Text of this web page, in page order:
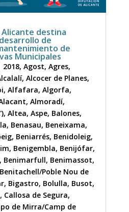
destina
de
de
Municipales
2018, Agost, Agres,
, Alcocer de Planes,
, Alfafara, Algorfa,
, Almoradí,
, Altea, Aspe, Balones,
, Benasau, Beneixama,
, Beniarrés, Benidoleig,
, Benigembla, Benijófar,
, Benimarfull, Benimassot,
Benitachell/Poble Nou de
, Bigastro, Bolulla, Busot,
, Callosa de Segura,
de Mirra/Camp de